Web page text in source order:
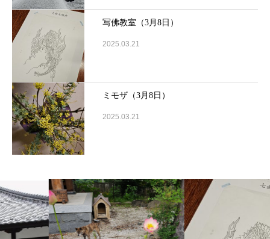
写佛教室（3月8日）
2025.03.21
ミモザ（3月8日）
2025.03.21